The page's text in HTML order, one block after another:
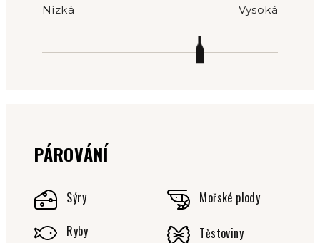
Nízká Vysoká
PÁROVÁNÍ
Sýry
Mořské plody
Ryby
Těstoviny